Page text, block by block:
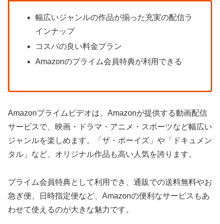
幅広いジャンルの作品が揃った充実の配信ラ
インナップ
コスパの良い料金プラン
Amazonのプライム会員特典が利用できる
Amazonプライムビデオは、Amazonが提供する動画配信
サービスで、映画・ドラマ・アニメ・スポーツなど幅広い
ジャンルを楽しめます。「ザ・ボーイズ」や「ドキュメン
タル」など、オリジナル作品も高い人気を誇ります。
プライム会員特典として利用でき、通販での送料無料やお
急ぎ便、日時指定便など、Amazonの便利なサービスもあ
わせて使えるのが大きな魅力です。